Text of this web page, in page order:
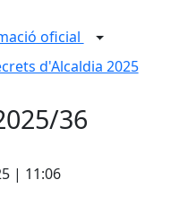
oficial
d'Alcaldia 2025
36
| 11:06